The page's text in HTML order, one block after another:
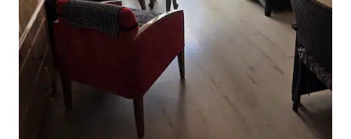
ラ・セダ/絹の交換所（ユネスコ世界遺
産） – 500 m. / 6分。 サンペドロ・マルテ
ィル・イ・サン・ニコラス教会（いわゆ
る「バレンシアのシスティーナ礼拝
堂」） – 600 m. / 7分。 バレンシア大聖堂
– 800 m / 9分 聖母広場 – 900 m. / 10分。
タピネリア市場 - 「ポップアップマーケ
ット」、いわゆる「コンセプトストア」
を開催する象徴的な広場 - 700 m. / 8分 市